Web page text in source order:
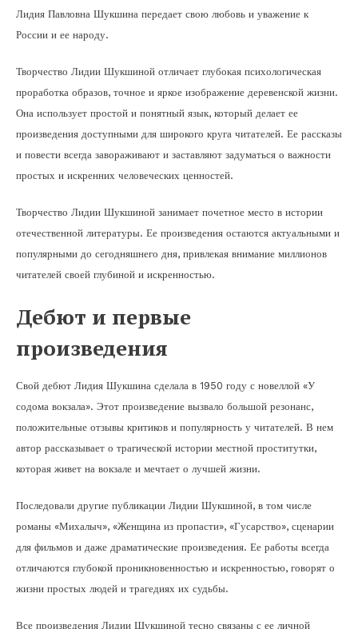
Лидия Павловна Шукшина передает свою любовь и уважение к
России и ее народу.
Творчество Лидии Шукшиной отличает глубокая психологическая
проработка образов, точное и яркое изображение деревенской жизни.
Она использует простой и понятный язык, который делает ее
произведения доступными для широкого круга читателей. Ее рассказы
и повести всегда завораживают и заставляют задуматься о важности
простых и искренних человеческих ценностей.
Творчество Лидии Шукшиной занимает почетное место в истории
отечественной литературы. Ее произведения остаются актуальными и
популярными до сегодняшнего дня, привлекая внимание миллионов
читателей своей глубиной и искренностью.
Дебют и первые
произведения
Свой дебют Лидия Шукшина сделала в 1950 году с новеллой «У
содома вокзала». Этот произведение вызвало большой резонанс,
положительные отзывы критиков и популярность у читателей. В нем
автор рассказывает о трагической истории местной проститутки,
которая живет на вокзале и мечтает о лучшей жизни.
Последовали другие публикации Лидии Шукшиной, в том числе
романы «Михалыч», «Женщина из пропасти», «Гусарство», сценарии
для фильмов и даже драматические произведения. Ее работы всегда
отличаются глубокой проникновенностью и искренностью, говорят о
жизни простых людей и трагедиях их судьбы.
Все произведения Лидии Шукшиной тесно связаны с ее личной